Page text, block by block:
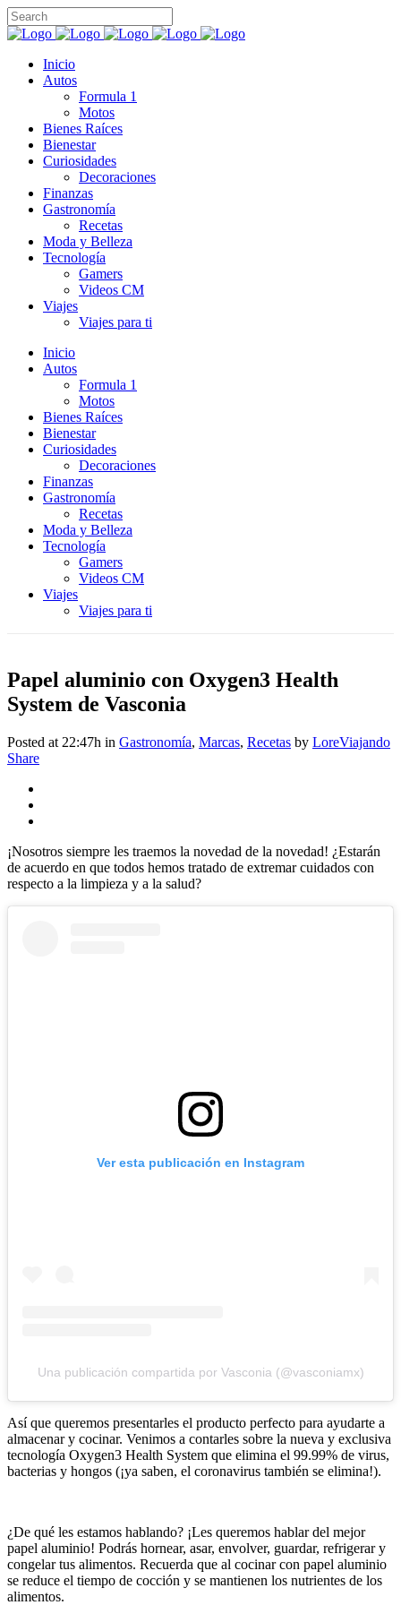
Inicio
Autos
Formula 1
Motos
Bienes Raíces
Bienestar
Curiosidades
Decoraciones
Finanzas
Gastronomía
Recetas
Moda y Belleza
Tecnología
Gamers
Videos CM
Viajes
Viajes para ti
Inicio
Autos
Formula 1
Motos
Bienes Raíces
Bienestar
Curiosidades
Decoraciones
Finanzas
Gastronomía
Recetas
Moda y Belleza
Tecnología
Gamers
Videos CM
Viajes
Viajes para ti
Papel aluminio con Oxygen3 Health
System de Vasconia
Posted at 22:47h in Gastronomía, Marcas, Recetas by LoreViajando
Share
¡Nosotros siempre les traemos la novedad de la novedad! ¿Estarán
de acuerdo en que todos hemos tratado de extremar cuidados con
respecto a la limpieza y a la salud?
Ver esta publicación en Instagram
Una publicación compartida por Vasconia (@vasconiamx)
Así que queremos presentarles el producto perfecto para ayudarte a
almacenar y cocinar. Venimos a contarles sobre la nueva y exclusiva
tecnología Oxygen3 Health System que elimina el 99.99% de virus,
bacterias y hongos (¡ya saben, el coronavirus también se elimina!).
¿De qué les estamos hablando? ¡Les queremos hablar del mejor
papel aluminio! Podrás hornear, asar, envolver, guardar, refrigerar y
congelar tus alimentos. Recuerda que al cocinar con papel aluminio
se reduce el tiempo de cocción y se mantienen los nutrientes de los
alimentos.